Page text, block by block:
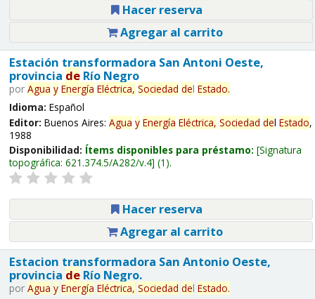
Hacer reserva
Agregar al carrito
Estación transformadora San Antoni Oeste,
provincia deRío Negro
por Agua y Energía Eléctrica, Sociedad del Estado.
Idioma: Español
Editor: Buenos Aires: Agua y Energía Eléctrica, Sociedad del Estado,
1988
Disponibilidad: Ítems disponibles para préstamo: Signatura
topográfica: 621.374.5/A282/v.4 (1).
Hacer reserva
Agregar al carrito
Estacion transformadora San Antonio Oeste,
provincia deRío Negro.
por Agua y Energía Eléctrica, Sociedad del Estado.